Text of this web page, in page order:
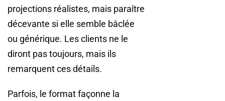
projections réalistes, mais paraître
décevante si elle semble bâclée
ou générique. Les clients ne le
diront pas toujours, mais ils
remarquent ces détails.
Parfois, le format façonne la